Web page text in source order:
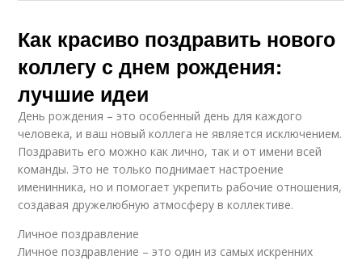
Как красиво поздравить нового
коллегу с днем рождения:
лучшие идеи
День рождения – это особенный день для каждого
человека, и ваш новый коллега не является исключением.
Поздравить его можно как лично, так и от имени всей
команды. Это не только поднимает настроение
именинника, но и помогает укрепить рабочие отношения,
создавая дружелюбную атмосферу в коллективе.
Личное поздравление
Личное поздравление – это один из самых искренних